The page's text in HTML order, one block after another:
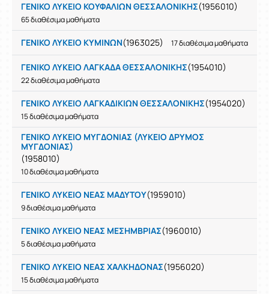
ΓΕΝΙΚΟ ΛΥΚΕΙΟ ΚΟΥΦΑΛΙΩΝ ΘΕΣΣΑΛΟΝΙΚΗΣ(1956010)
65 διαθέσιμα μαθήματα
ΓΕΝΙΚΟ ΛΥΚΕΙΟ ΚΥΜΙΝΩΝ(1963025) 17 διαθέσιμα μαθήματα
ΓΕΝΙΚΟ ΛΥΚΕΙΟ ΛΑΓΚΑΔΑ ΘΕΣΣΑΛΟΝΙΚΗΣ(1954010)
22 διαθέσιμα μαθήματα
ΓΕΝΙΚΟ ΛΥΚΕΙΟ ΛΑΓΚΑΔΙΚΙΩΝ ΘΕΣΣΑΛΟΝΙΚΗΣ(1954020)
15 διαθέσιμα μαθήματα
ΓΕΝΙΚΟ ΛΥΚΕΙΟ ΜΥΓΔΟΝΙΑΣ (ΛΥΚΕΙΟ ΔΡΥΜΟΣ
ΜΥΓΔΟΝΙΑΣ)
(1958010)
10 διαθέσιμα μαθήματα
ΓΕΝΙΚΟ ΛΥΚΕΙΟ ΝΕΑΣ ΜΑΔΥΤΟΥ(1959010)
9 διαθέσιμα μαθήματα
ΓΕΝΙΚΟ ΛΥΚΕΙΟ ΝΕΑΣ ΜΕΣΗΜΒΡΙΑΣ(1960010)
5 διαθέσιμα μαθήματα
ΓΕΝΙΚΟ ΛΥΚΕΙΟ ΝΕΑΣ ΧΑΛΚΗΔΟΝΑΣ(1956020)
15 διαθέσιμα μαθήματα